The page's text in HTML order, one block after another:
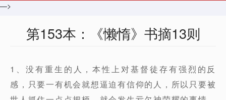
—>
第153本：《懒惰》书摘13则
1、没有重生的人，本性上对基督徒存有强烈的反
感，只要一有机会就想逼迫有信仰的人，所以只要被